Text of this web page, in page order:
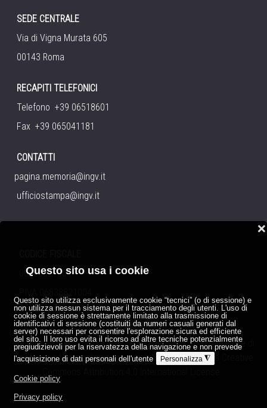
Questo sito usa i cookie
Questo sito utilizza esclusivamente cookie “tecnici” (o di sessione) e
non utilizza nessun sistema per il tracciamento degli utenti. L'uso di
cookie di sessione è strettamente limitato alla trasmissione di
identificativi di sessione (costituiti da numeri casuali generati dal
server) necessari per consentire l'esplorazione sicura ed efficiente
del sito. Il loro uso evita il ricorso ad altre tecniche potenzialmente
pregiudizievoli per la riservatezza della navigazione e non prevede
l'acquisizione di dati personali dell'utente
Personalizza◮
Cookie policy
Privacy policy
❌
SEDE CENTRALE
Via di Vigna Murata 605
00143 Roma
RECAPITI TELEFONICI
Telefono +39 06518601
Fax +39 065041181
CONTATTI
pagina.memoria@ingv.it
ufficiostampa@ingv.it
06838821004
I contenuti pubblicati su queste pagine dall'Istituto Nazionale di
Geofisica e Vulcanologiasono distribuiti sotto licenza